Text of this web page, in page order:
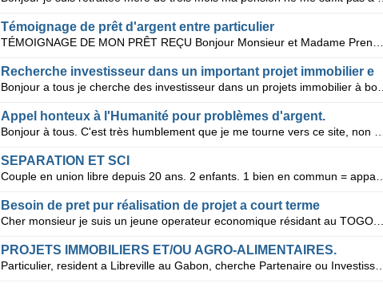
Témoignage de prêt d'argent entre particulier
Recherche investisseur dans un important projet immobilier e
Bonjour a tous je cherche des investisseur dans un projets immobilier à bordeaux terrain construti
Appel honteux à l'Humanité pour problèmes d'argent.
SEPARATION ET SCI
Besoin de pret pur réalisation de projet a court terme
PROJETS IMMOBILIERS ET/OU AGRO-ALIMENTAIRES.
Particulier, resident a Libreville au Gabon, cherche Partenaire ou Investisseur, pour developper un